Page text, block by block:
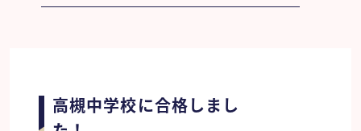
高槻中学校に合格しまし